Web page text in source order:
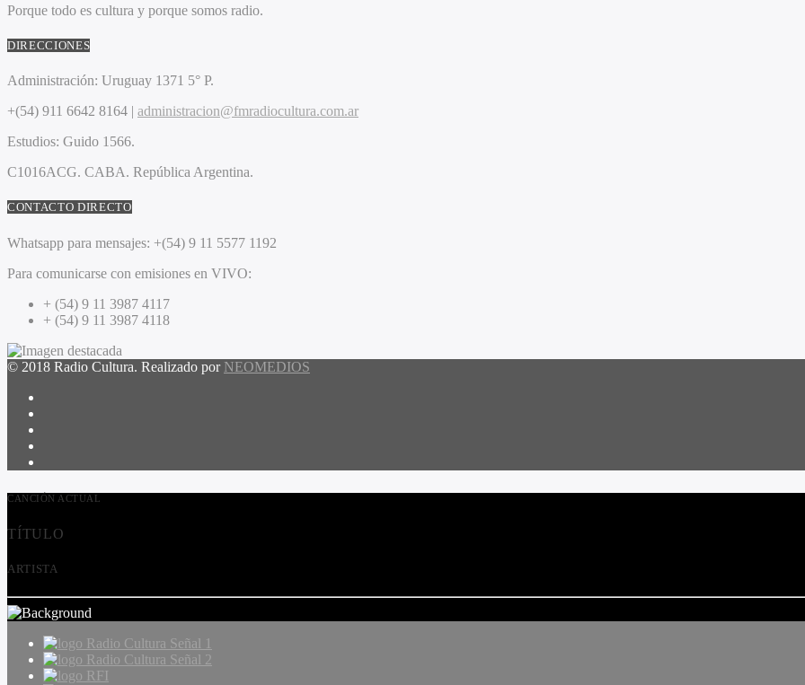
Porque todo es cultura y porque somos radio.
DIRECCIONES
Administración: Uruguay 1371 5° P.
+(54) 911 6642 8164 | administracion@fmradiocultura.com.ar
Estudios: Guido 1566.
C1016ACG. CABA. República Argentina.
CONTACTO DIRECTO
Whatsapp para mensajes: +(54) 9 11 5577 1192
Para comunicarse con emisiones en VIVO:
+ (54) 9 11 3987 4117
+ (54) 9 11 3987 4118
© 2018 Radio Cultura. Realizado por NEOMEDIOS
CANCIÓN ACTUAL
TÍTULO
ARTISTA
Radio Cultura Señal 1
Radio Cultura Señal 2
RFI